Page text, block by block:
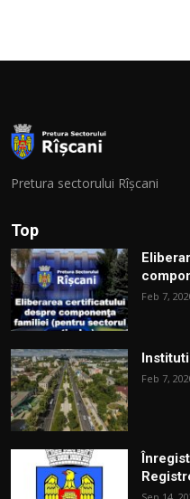
Pretura sectorului Rîșcani
Top
Feb 7,
Feb 7,